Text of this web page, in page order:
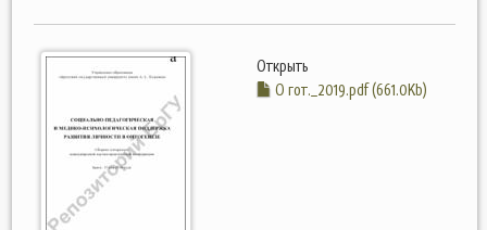
Открыть
О гот._2019.pdf (661.0Kb)